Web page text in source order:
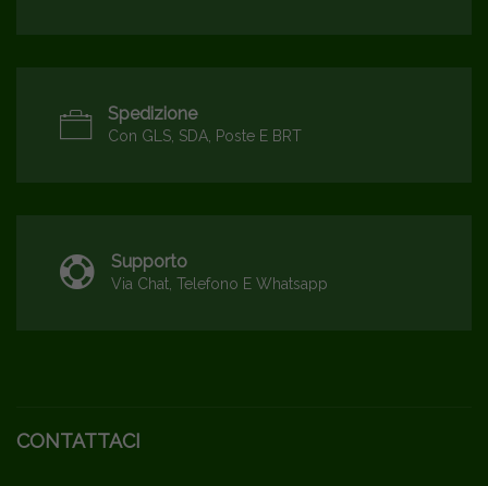
Spedizione
Con GLS, SDA, Poste E BRT
Supporto
Via Chat, Telefono E Whatsapp
CONTATTACI